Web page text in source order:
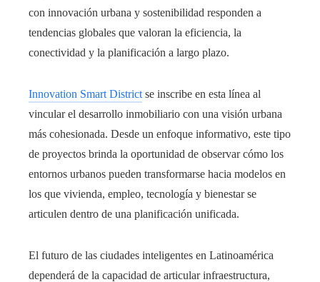
con innovación urbana y sostenibilidad responden a
tendencias globales que valoran la eficiencia, la
conectividad y la planificación a largo plazo.
Innovation Smart District se inscribe en esta línea al
vincular el desarrollo inmobiliario con una visión urbana
más cohesionada. Desde un enfoque informativo, este tipo
de proyectos brinda la oportunidad de observar cómo los
entornos urbanos pueden transformarse hacia modelos en
los que vivienda, empleo, tecnología y bienestar se
articulen dentro de una planificación unificada.
El futuro de las ciudades inteligentes en Latinoamérica
dependerá de la capacidad de articular infraestructura,